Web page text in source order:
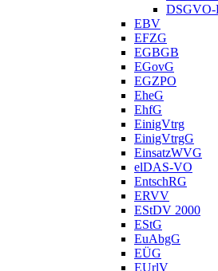
DSGVO-
EBV
EFZG
EGBGB
EGovG
EGZPO
EheG
EhfG
EinigVtrg
EinigVtrgG
EinsatzWVG
elDAS-VO
EntschRG
ERVV
EStDV 2000
EStG
EuAbgG
EÜG
EUrlV